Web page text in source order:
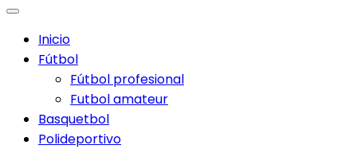
Inicio
Fútbol
Fútbol profesional
Futbol amateur
Basquetbol
Polideportivo